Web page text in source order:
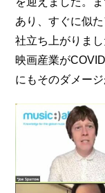
あり、すぐに似
社立ち上がりま
映画産業が
にもそのダメー